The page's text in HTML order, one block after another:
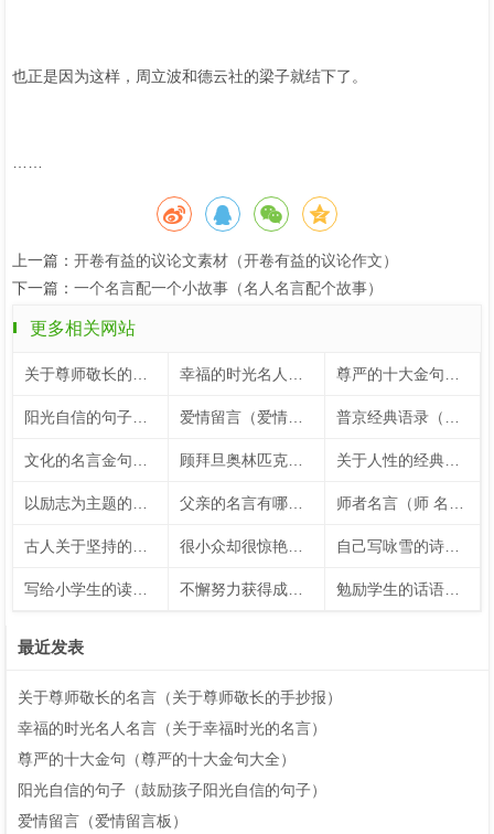
也正是因为这样，周立波和德云社的梁子就结下了。
上一篇： 开卷有益的议论文素材（开卷有益的议论作文）
下一篇： 一个名言配一个小故事（名人名言配个故事）
更多相关网站
关于人性的经典名言（关于人性的24个经典表述）
自己写咏雪的诗句（自创咏雪的诗句大全）
勉励学生的话语（勉励学生的话语）
最近发表
关于尊师敬长的名言（关于尊师敬长的手抄报）
幸福的时光名人名言（关于幸福时光的名言）
尊严的十大金句（尊严的十大金句大全）
阳光自信的句子（鼓励孩子阳光自信的句子）
爱情留言（爱情留言板）